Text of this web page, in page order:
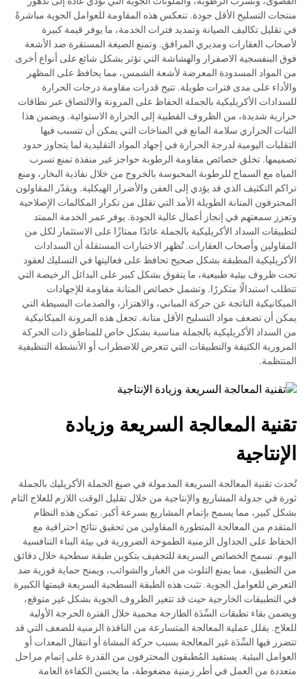
منتجات التسليح الأقل جودة. تنعكس هذه المقاومة للعوامل الجوية مباشرةً
في تقليل تكاليف الصيانة وتمديد فترات الخدمة، ما يوفر قيمة كبيرة
لأصحاب العقارات ومديري المرافق. وتمنع الصيغة المستقرة ضد الأشعة
فوق البنفسجية الاصفرار والهشاشة التي تؤثر بشكل شائع على أنواع أخرى
من المواد المسدودة المعرضة لأشعة الشمس، مما يحافظ على المظهر
والأداء على مدى فترات طويلة. تتيح قدرات مقاومة درجات الحرارة
للسدادات الأكريليكية بالجملة الحفاظ على المرونة والالتصاق عبر نطاقات
حرارية شديدة، من الظروف القطبية إلى الحرارة الاستوائية. ويضمن هذا
الثبات الحراري سلامة المانع في المناخات التي يمكن أن تتسبب فيها
التقلبات اليومية لدرجة الحرارة في إجهاد المواد التقليدية لما يتجاوز حدود
تصميمها. تخلق خصائص مقاومة الرطوبة حواجز غير منفذة تمنع تسرب
المياه مع السماح للرطوبة المحبوسة بالخروج من خلال نفاذية البخار، ومنع
تراكم التكثيف الذي قد يؤدي إلى العفن والأضرار الهيكلية. ويقدّر المقاولون
المحترفون المتانة الطويلة الأمد التي تقلل من تكرار المكالمات الإصلاحية
وتعزز سمعتهم في إنجاز أعمال عالية الجودة. يوفر عمر الخدمة الممتد
لتطبيقات السداد الأكريليكية بالجملة عائدًا ممتازًا على الاستثمار لكل من
المقاولين وأصحاب العقارات. تُظهر الاختبارات المستقلة أن السدادات
الأكريليكية المطبقة بشكل صحيح تحافظ على فعاليتها في التسليك لعقود
تحت ظروف بيئية طبيعية، ما يتفوق بشكل كبير على البدائل الرخيصة التي
تتطلب استبدالًا متكررًا. وتشمل خصائص المتانة مقاومة للإجهادات
الميكانيكية الناتجة عن حركة المباني، والاهتزاز، والصدمات البسيطة التي
يمكن أن تضعف مواد التسليح الأقل متانة. تجعل هذه المرونة الميكانيكية
من السداد الأكريليكية بالجملة مناسبة بشكل خاص للمناطق ذات الحركة
المرورية الكثيفة والتطبيقات التي تتعرض للاضطراب أو الأنشطة التنظيفية
المنتظمة.
تقنية المعالجة السريعة وزيادة
الإنتاجية
تُحدث تقنية المعالجة السريعة المدمولة في صيغ الجملة الأكريليك بالجملة
ثورة في جدولة المشاريع والإنتاجية من خلال تقليل الوقت اللازم للعلاج التام
بشكل كبير، مما يسمح بإتمام المشاريع بسرعة أكبر. تمكن هذه النظام
المتقدم من المعالجة المتطورة المقاولين من تحقيق نتائج احترافية مع
الحفاظ على الجداول الزمنية الطموحة الضرورية في بيئة البناء التنافسية
اليوم. تسمح الخصائص السريعة للتجفيف بتكوين طبقة سطحية خلال دقائق
من التطبيق، مما يمنع التلوث من الغبار والشوائب، ويمنح حماية فورية ضد
التعرض للعوامل الجوية. تثبت هذه الطبقة السطحية السريعة قيمتها الكبيرة
في التطبيقات الخارجية حيث قد تتغير الظروف الجوية بشكل غير متوقع،
ويضمن بقاء تطبقات السِّدَة الطازجة محمية خلال الفترة الحرجة الأولية
للعلاج. يقلل عملية المعالجة المتسارعة من النافذة الزمنية للضعف التي قد
تتضرر فيها السِّدَة غير المعالجة بسبب حركة المشاة أو انتقال المعدات أو
العوامل البيئية. يستفيد المُطبقون المحترفون من القدرة على إتمام مراحل
متعددة من العمل في أطر زمنية مضغوطة، ما يحسن الكفاءة العامة